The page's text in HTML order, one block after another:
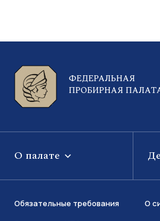
ФЕДЕРАЛЬНАЯ
ПРОБИРНАЯ
О палате
Обязательные требования О